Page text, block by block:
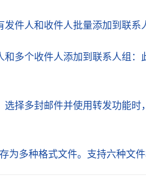
发件人和收件人批量添加到联
和多个收件人添加到联系人组
择多封邮件并使用转发功能
为多种格式文件。支持六种文